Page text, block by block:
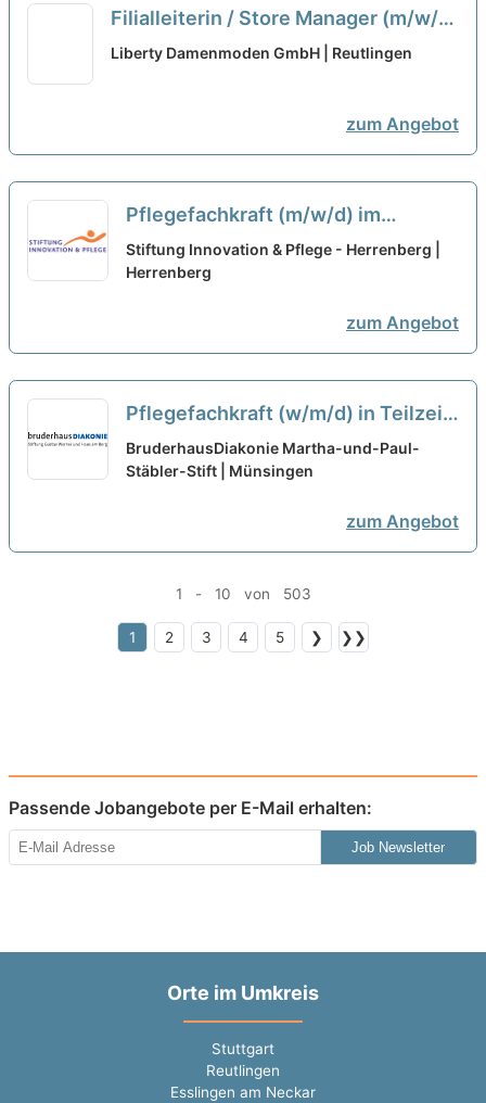
Filialleiterin / Store Manager (m/w/d)
Teilzeit neu
Liberty Damenmoden GmbH | Reutlingen
zum Angebot
Pflegefachkraft (m/w/d) im
Nachtdienst in Teilzeit (50%) -
Gestalte mit uns die Zukunft!
Stiftung Innovation & Pflege - Herrenberg |
Herrenberg
zum Angebot
Pflegefachkraft (w/m/d) in Teilzeit
- mitWIRken! neu
BruderhausDiakonie Martha-und-Paul-
Stäbler-Stift | Münsingen
zum Angebot
1 - 10 von 503
1 2 3 4 5 ❯ ❯❯
Passende Jobangebote per E-Mail erhalten:
Job Newsletter
Orte im Umkreis
Stuttgart
Reutlingen
Esslingen am Neckar